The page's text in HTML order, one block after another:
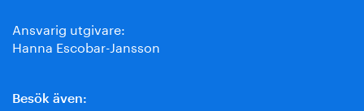
Ansvarig utgivare:
Hanna Escobar-Jansson
Besök även: